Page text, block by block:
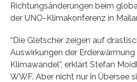
Richtungsänderungen beim
der UNO-Klimakonferenz in
“Die Gletscher zeigen auf
Auswirkungen der
Klimawandel”, erklärt Stefan
WWF. Aber nicht nur in Übersee